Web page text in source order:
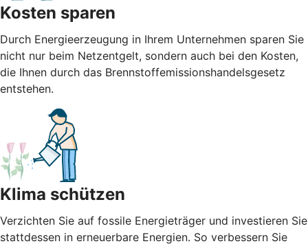
Kosten sparen
Durch Energieerzeugung in Ihrem Unternehmen sparen Sie
nicht nur beim Netzentgelt, sondern auch bei den Kosten,
die Ihnen durch das Brennstoffemissionshandelsgesetz
entstehen.
Klima schützen
Verzichten Sie auf fossile Energieträger und investieren Sie
stattdessen in erneuerbare Energien. So verbessern Sie